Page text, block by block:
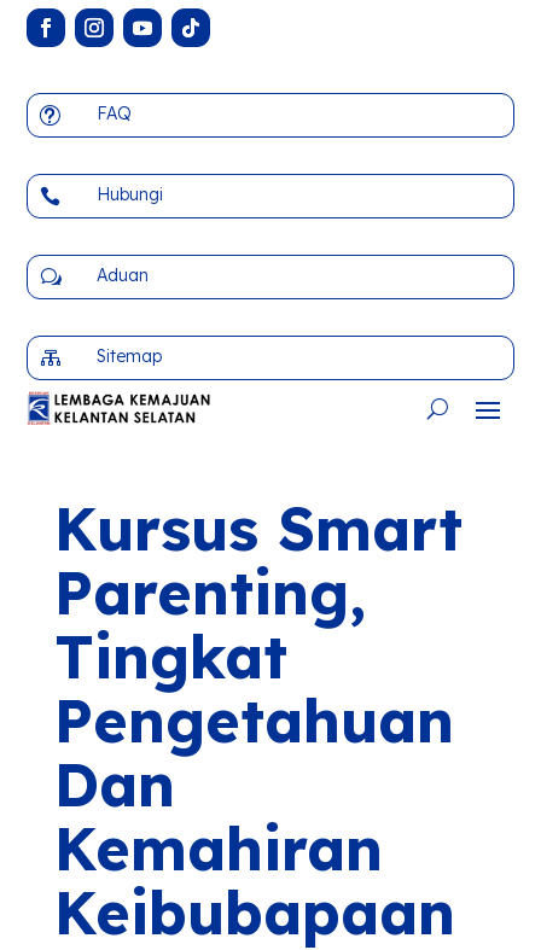
t FAQ
 Hubungi
w Aduan
 Sitemap
Kursus Smart
Parenting,
Tingkat
Pengetahuan
Dan
Kemahiran
Keibubapaan